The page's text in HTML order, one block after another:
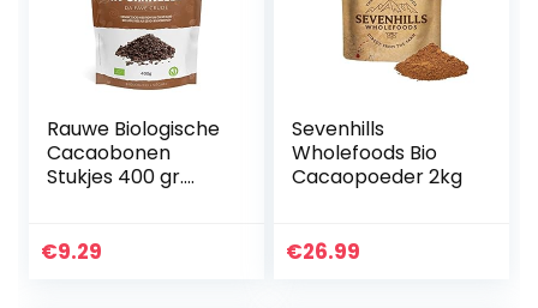
Rauwe Biologische
Cacaobonen
Stukjes 400 gr.
Natuurlijk en Zuiver.
€9.29
Sevenhills
Wholefoods Bio
Cacaopoeder 2kg
€26.99